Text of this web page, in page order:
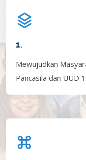
1.
Mewujudkan
Pancasila dan UUD